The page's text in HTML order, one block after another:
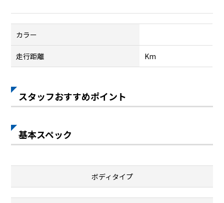
カラー
走行距離 Km
スタッフおすすめポイント
基本スペック
ボディタイプ